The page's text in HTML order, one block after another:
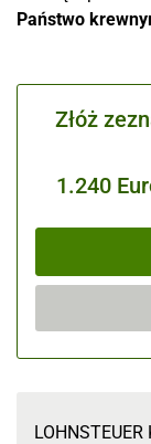
Państwo
Złóż
1.240